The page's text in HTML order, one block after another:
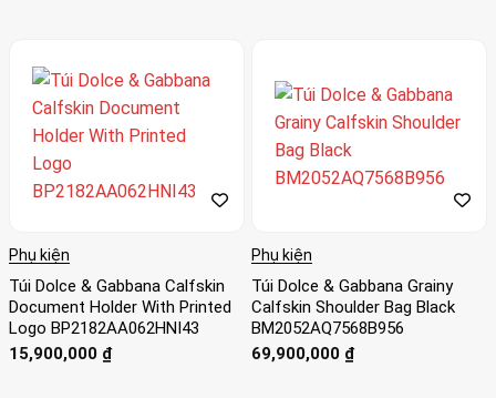
Phụ kiện
Túi Dolce & Gabbana Calfskin
Document Holder With Printed
Logo BP2182AA062HNI43
15,900,000 ₫
Phụ kiện
Túi Dolce & Gabbana Grainy
Calfskin Shoulder Bag Black
BM2052AQ7568B956
69,900,000 ₫